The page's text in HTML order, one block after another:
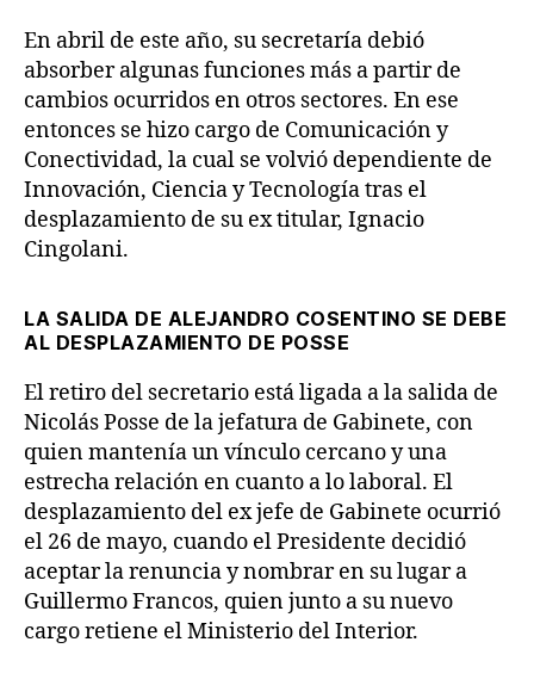
En abril de este año, su secretaría debió
absorber algunas funciones más a partir de
cambios ocurridos en otros sectores. En ese
entonces se hizo cargo de Comunicación y
Conectividad, la cual se volvió dependiente de
Innovación, Ciencia y Tecnología tras el
desplazamiento de su ex titular, Ignacio
Cingolani.
LA SALIDA DE ALEJANDRO COSENTINO SE DEBE
AL DESPLAZAMIENTO DE POSSE
El retiro del secretario está ligada a la salida de
Nicolás Posse de la jefatura de Gabinete, con
quien mantenía un vínculo cercano y una
estrecha relación en cuanto a lo laboral. El
desplazamiento del ex jefe de Gabinete ocurrió
el 26 de mayo, cuando el Presidente decidió
aceptar la renuncia y nombrar en su lugar a
Guillermo Francos, quien junto a su nuevo
cargo retiene el Ministerio del Interior.